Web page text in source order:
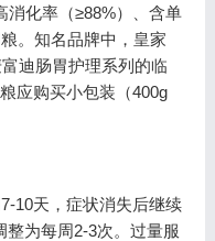
消化率（≥88%）、含单
。知名品牌中，皇家
迪肠胃护理系列的临
应购买小包装（400g
10天，症状消失后继续
整为每周2-3次。过量服